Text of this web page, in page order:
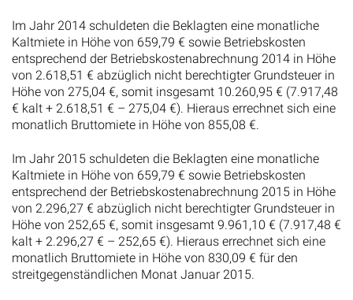
Im Jahr 2014 schuldeten die Beklagten eine monatliche
Kaltmiete in Höhe von 659,79 € sowie Betriebskosten
entsprechend der Betriebskostenabrechnung 2014 in Höhe
von 2.618,51 € abzüglich nicht berechtigter Grundsteuer in
Höhe von 275,04 €, somit insgesamt 10.260,95 € (7.917,48
€ kalt + 2.618,51 € – 275,04 €). Hieraus errechnet sich eine
monatlich Bruttomiete in Höhe von 855,08 €.
Im Jahr 2015 schuldeten die Beklagten eine monatliche
Kaltmiete in Höhe von 659,79 € sowie Betriebskosten
entsprechend der Betriebskostenabrechnung 2015 in Höhe
von 2.296,27 € abzüglich nicht berechtigter Grundsteuer in
Höhe von 252,65 €, somit insgesamt 9.961,10 € (7.917,48 €
kalt + 2.296,27 € – 252,65 €). Hieraus errechnet sich eine
monatlich Bruttomiete in Höhe von 830,09 € für den
streitgegenständlichen Monat Januar 2015.